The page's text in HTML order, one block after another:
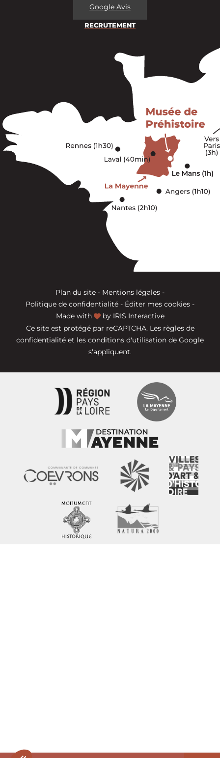
Google Avis
RECRUTEMENT
Plan du site - Mentions légales -
Politique de confidentialité - Éditer mes cookies -
Made with
by IRIS Interactive
Ce site est protégé par reCAPTCHA. Les règles de
confidentialité et les conditions d'utilisation de Google
s'appliquent.